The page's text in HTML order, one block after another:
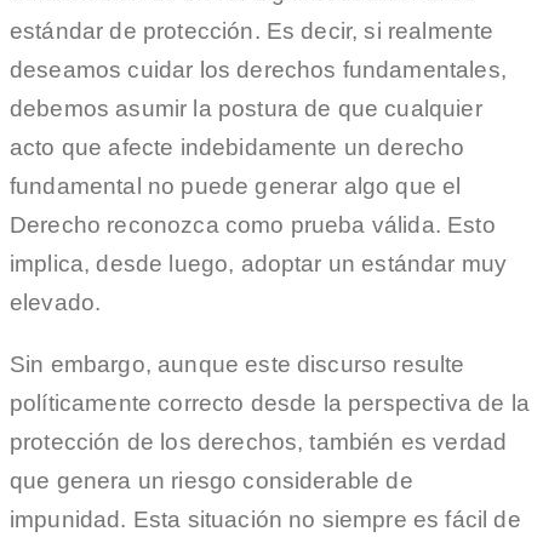
estándar de protección. Es decir, si realmente
deseamos cuidar los derechos fundamentales,
debemos asumir la postura de que cualquier
acto que afecte indebidamente un derecho
fundamental no puede generar algo que el
Derecho reconozca como prueba válida. Esto
implica, desde luego, adoptar un estándar muy
elevado.
Sin embargo, aunque este discurso resulte
políticamente correcto desde la perspectiva de la
protección de los derechos, también es verdad
que genera un riesgo considerable de
impunidad. Esta situación no siempre es fácil de